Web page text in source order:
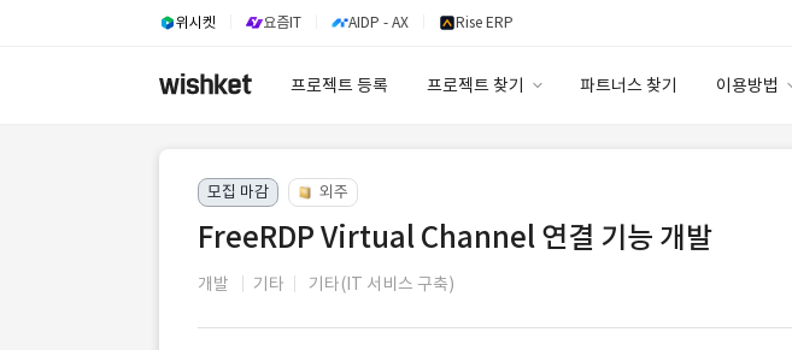
위시켓 요즘IT AIDP - AX Rise ERP
프로젝트 등록 프로젝트 찾기 파트너스 찾기 이용방법
모집 마감 외주
FreeRDP Virtual Channel 연결 기능 개발
개발 기타 기타(IT 서비스 구축)